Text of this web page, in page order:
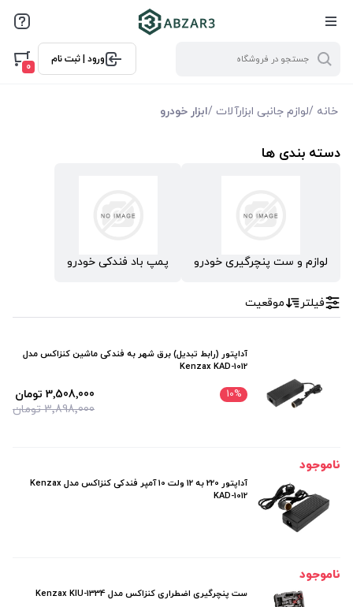
ورود | ثبت نام
0
خانه /لوازم جانبی ابزارآلات /ابزار خودرو
دسته بندی ها
لوازم و ست پنچرگیری خودرو پمپ باد فندکی خودرو
فیلتر بر اساس قیمت
فیلتر براساس ویژگی ها
کنزاکس Kenzax
فیلتر موقعیت
آداپتور (رابط تبدیل) برق شهر به فندکی ماشین کنزاکس مدل
Kenzax KAD-1012
10%
3٬898٬000 تومان
3٬508٬000 تومان
ناموجود
آداپتور 220 به 12 ولت 10 آمپر فندکی کنزاکس مدل Kenzax
KAD-1012
ناموجود
ست پنچرگیری اضطراری کنزاکس مدل Kenzax KIU-1334